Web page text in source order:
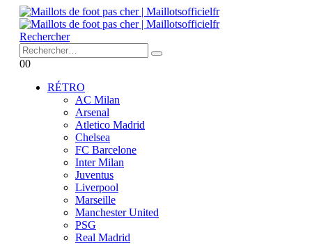
Rechercher
00
RÉTRO
AC Milan
Arsenal
Atletico Madrid
Chelsea
FC Barcelone
Inter Milan
Juventus
Liverpool
Marseille
Manchester United
PSG
Real Madrid